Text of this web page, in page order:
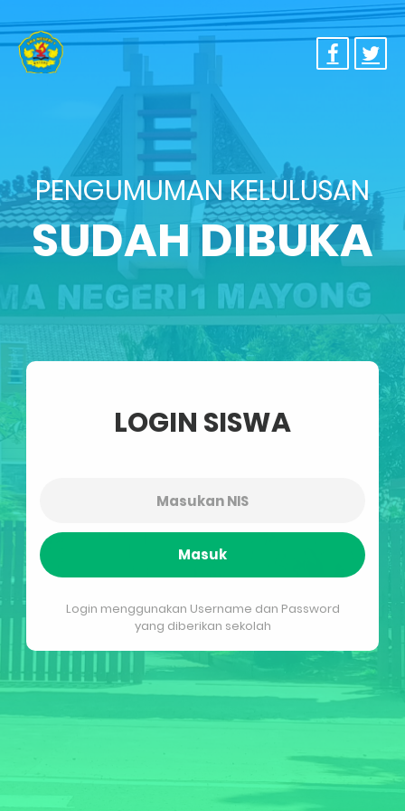
PENGUMUMAN KELULUSAN
SUDAH DIBUKA
LOGIN SISWA
Masuk
Login menggunakan Username dan Password
yang diberikan sekolah